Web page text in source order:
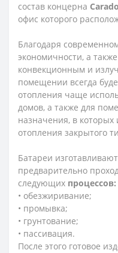
состав концерна
офис которого
Благодаря
экономичности, а
конвекционным и
помещении всегда
отопления чаще
домов, а также для
назначения, в которых
отопления закрытого
Батареи
предварительно
следующих процессов:
• обезжиривание;
• промывка;
• грунтование;
• пассивация.
После этого готовое